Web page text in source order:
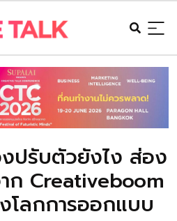
ปรับตัวยังไง ส่อง
ก Creativeboom
โลกการออกแบบ